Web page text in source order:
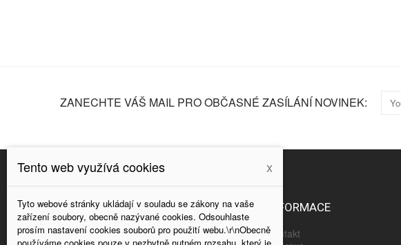
ZANECHTE VÁŠ MAIL PRO OBČASNÉ ZASÍLÁNÍ NOVINEK:
NAPIŠTE NÁM
POZOR - NOVÁ ADRESA: OLŠANSKÁ 3,
INFORMACE
Kontakt
Tento web využívá cookies x
Tyto webové stránky ukládají v souladu se zákony na vaše
zařízení soubory, obecně nazývané cookies. Odsouhlaste
prosím nastavení cookies souborů pro použití webu.\r\nObecně